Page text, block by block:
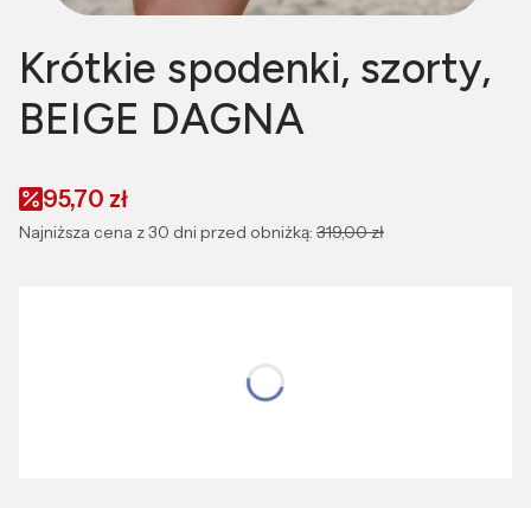
Krótkie spodenki, szorty,
BEIGE DAGNA
95,70 zł
Najniższa cena z 30 dni przed obniżką: 319,00 zł